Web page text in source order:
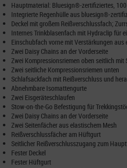
Hauptmaterial: Bluesign®-zertifiziertes,
Integrierte Regenhülle aus bluesign®-
Deckel mit großem Reißverschlussfach;
Internes Trinkblasenfach mit Hydraclip für
Einschubfach vorne mit Verstärkungen aus
Zwei Daisy Chains an der Vorderseite
Zwei Kompressionsriemen oben seitlich
Zwei seitliche Kompressionsriemen unten
Schlafsackfach mit Reißverschluss und
Abnehmbare Isomattengurte
Zwei Eisgeräteschlaufen
Stow-on-the-Go Befestigung für
Zwei Daisy Chains an der Vorderseite
Zwei Seitenfächer aus elastischem Mesh
Reißverschlussfächer am Hüftgurt
Seitlicher Reißverschlusszugang zum
Fester Deckel
Fester Hüftgurt